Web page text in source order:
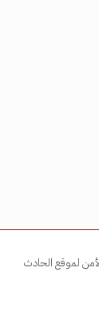
لموقع الحادث